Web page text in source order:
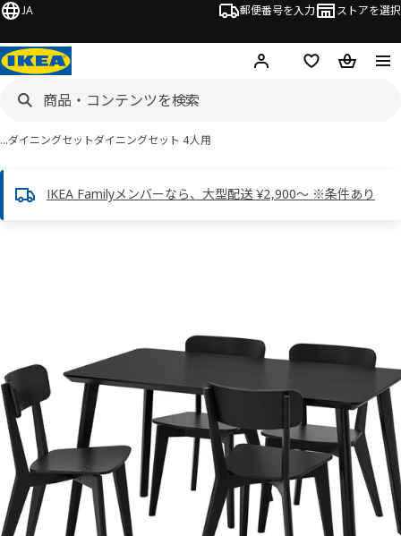
JA 郵便番号を入力 ストアを選択
ログイン・新規入会
欲しいものリスト
カート
…ダイニングセットダイニングセット 4人用
IKEA Familyメンバーなら、大型配送 ¥2,900～ ※条件あり